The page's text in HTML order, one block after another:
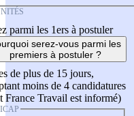
parmi les 1ers à postuler
serez-vous parmi les
premiers à postuler ?
de plus de 15 jours,
moins de 4 candidatures
France Travail est informé)